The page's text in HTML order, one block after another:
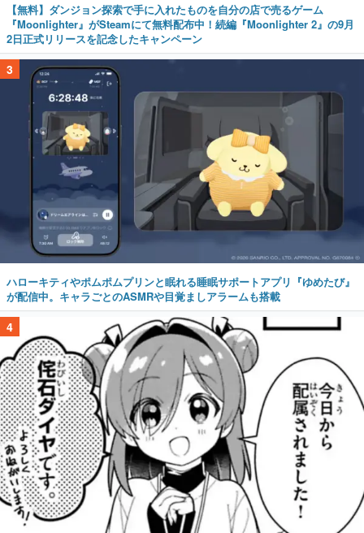
【無料】ダンジョン探索で手に入れたものを自分の店で売るゲーム
『Moonlighter』がSteamにて無料配布中！続編『Moonlighter 2』の9月
2日正式リリースを記念したキャンペーン
3
ハローキティやポムポムプリンと眠れる睡眠サポートアプリ『ゆめたび』
が配信中。キャラごとのASMRや目覚ましアラームも搭載
4